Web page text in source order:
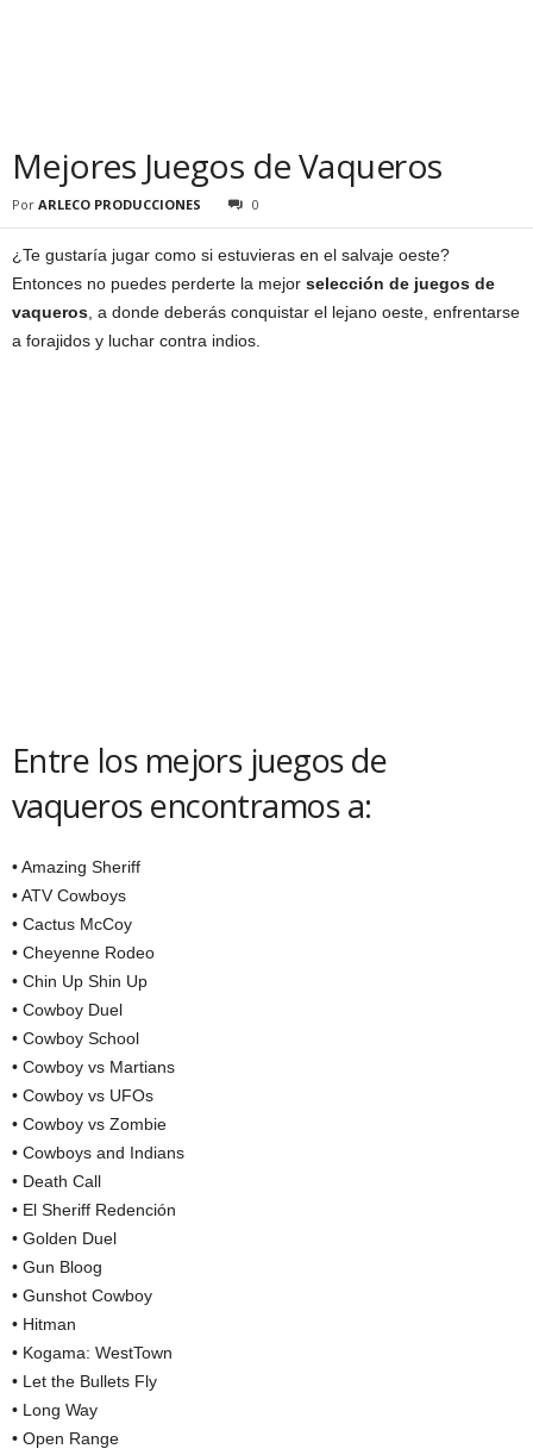
Mejores Juegos de Vaqueros
Por ARLECO PRODUCCIONES 0
¿Te gustaría jugar como si estuvieras en el salvaje oeste?
Entonces no puedes perderte la mejor selección de juegos de
vaqueros , a donde deberás conquistar el lejano oeste, enfrentarse
a forajidos y luchar contra indios.
Entre los mejors juegos de
vaqueros encontramos a:
• Amazing Sheriff
• ATV Cowboys
• Cactus McCoy
• Cheyenne Rodeo
• Chin Up Shin Up
• Cowboy Duel
• Cowboy School
• Cowboy vs Martians
• Cowboy vs UFOs
• Cowboy vs Zombie
• Cowboys and Indians
• Death Call
• El Sheriff Redención
• Golden Duel
• Gun Bloog
• Gunshot Cowboy
• Hitman
• Kogama: WestTown
• Let the Bullets Fly
• Long Way
• Open Range